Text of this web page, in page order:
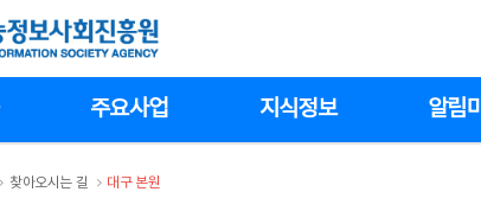
주요사업 지식정보 알림
>
찾아오시는 길 >
대구 본원